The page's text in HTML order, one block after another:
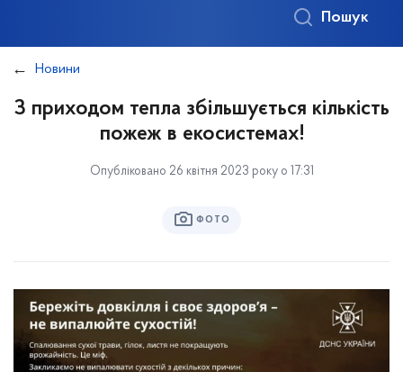
Пошук
Новини
З приходом тепла збільшується кількість
пожеж в екосистемах!
Опубліковано 26 квітня 2023 року о 17:31
ФОТО